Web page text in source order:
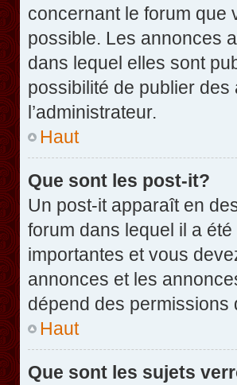
concernant le forum que
possible. Les annonces
dans lequel elles sont
possibilité de publier
l’administrateur.
Haut
Que sont les post-it?
Un post-it apparaît en
forum dans lequel il a
importantes et vous
annonces et les
dépend des permissions
Haut
Que sont les sujets